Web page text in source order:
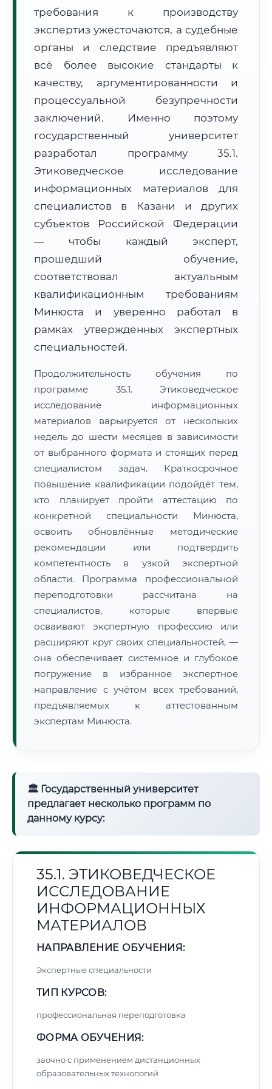
Формат учебы:
Дистанционно
🗺️ Зона обслуживания: г. Казань
Расчет логистики оригиналов:
• Маршрут транзита:
• Экспресс-доставка СДЭК / Почтой: 3–5 рабочих дней
📜 Документы и аккредитация ФИС ФРДО
Нажмите на документ для увеличения и просмотра
требования к производству
экспертиз ужесточаются, а судебные
органы и следствие предъявляют
всё более высокие стандарты к
качеству, аргументированности и
процессуальной безупречности
заключений. Именно поэтому
государственный университет
разработал программу 35.1.
Этиковедческое исследование
информационных материалов для
специалистов в Казани и других
субъектов Российской Федерации
— чтобы каждый эксперт,
прошедший обучение,
соответствовал актуальным
квалификационным требованиям
Минюста и уверенно работал в
рамках утверждённых экспертных
специальностей.
Продолжительность обучения по
программе 35.1. Этиковедческое
исследование информационных
материалов варьируется от нескольких
недель до шести месяцев в зависимости
от выбранного формата и стоящих перед
специалистом задач. Краткосрочное
повышение квалификации подойдёт тем,
кто планирует пройти аттестацию по
конкретной специальности Минюста,
освоить обновлённые методические
рекомендации или подтвердить
компетентность в узкой экспертной
области. Программа профессиональной
переподготовки рассчитана на
специалистов, которые впервые
осваивают экспертную профессию или
расширяют круг своих специальностей, —
она обеспечивает системное и глубокое
погружение в избранное экспертное
направление с учётом всех требований,
предъявляемых к аттестованным
экспертам Минюста.
🏛 Государственный университет
предлагает несколько программ по
данному курсу:
35.1. ЭТИКОВЕДЧЕСКОЕ
ИССЛЕДОВАНИЕ
ИНФОРМАЦИОННЫХ
МАТЕРИАЛОВ
НАПРАВЛЕНИЕ ОБУЧЕНИЯ:
Экспертные специальности
ТИП КУРСОВ:
профессиональная переподготовка
ФОРМА ОБУЧЕНИЯ:
заочно с применением дистанционных
образовательных технологий